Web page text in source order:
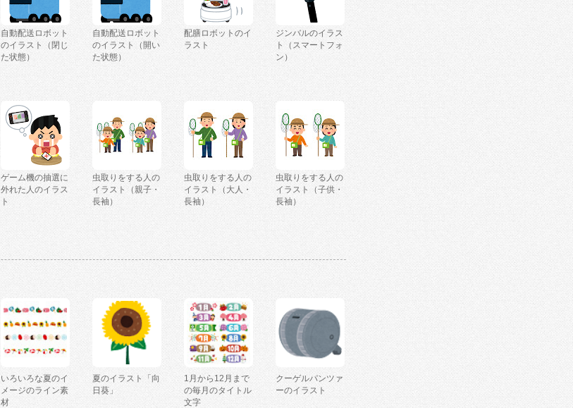
自動配送ロボット
のイラスト（閉じ
た状態）
自動配送ロボット
のイラスト（開い
た状態）
配膳ロボットのイ
ラスト
ジンバルのイラス
ト（スマートフォ
ン）
ゲーム機の抽選に
外れた人のイラス
ト
虫取りをする人の
イラスト（親子・
長袖）
虫取りをする人の
イラスト（大人・
長袖）
虫取りをする人の
イラスト（子供・
長袖）
いろいろな夏のイ
メージのライン素
材
夏のイラスト「向
日葵」
1月から12月まで
の毎月のタイトル
文字
クーゲルパンツァ
ーのイラスト